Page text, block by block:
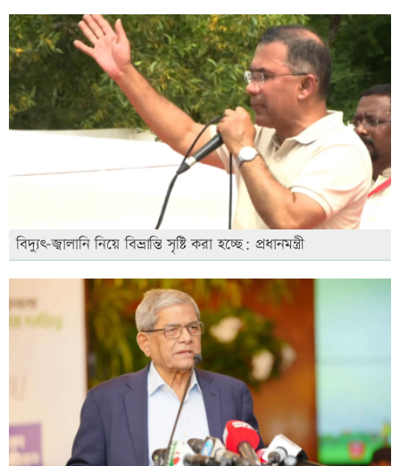
বিদ্যুৎ-জ্বালানি নিয়ে বিভ্রান্তি সৃষ্টি করা হচ্ছে: প্রধানমন্ত্রী